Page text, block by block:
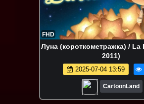
FHD
Луна (короткометражка) /
2011)
2025-07-04 13:59
CartoonLand